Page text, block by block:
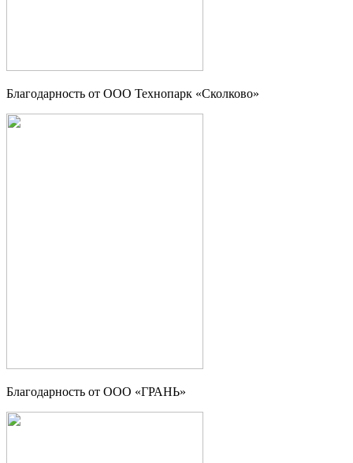
Благодарность от OOO Технопарк «Сколково»
Благодарность от OOO «ГРАНЬ»